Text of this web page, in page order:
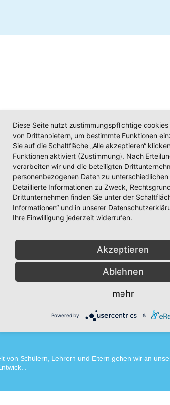
Entwicklung der geistigen, körperlichen
und Denkfähigkeiten zu vermitteln.
Vorgänge und Zusammenhänge zu
praktisch manuellen
und Denkstrukturen zu legen.
übereinstimmt.
Christus zu führen.
Lebensinhalt zu fördern.
zu vermitteln.
von Schülern, Lehrern und Eltern gehen wir an
Diese Seite nutzt zustimmungspflichtige cookies
von Drittanbietern, um bestimmte Funktionen
Sie auf die Schaltfläche „Alle akzeptieren“
Funktionen aktiviert (Zustimmung). Nach
verarbeiten wir und die beteiligten
personenbezogenen Daten zu unterschiedlichen
Detaillierte Informationen zu Zweck,
Drittunternehmen finden Sie unter der
Informationen“ und in unserer
Ihre Einwilligung jederzeit widerrufen.
Akzeptieren
Ablehnen
mehr
Powered by &